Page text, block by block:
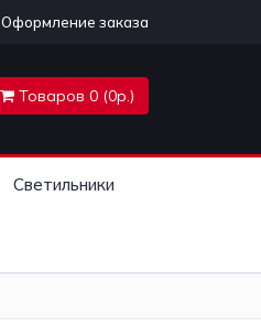
Оформление заказа
Товаров 0 (0р.)
Светильники